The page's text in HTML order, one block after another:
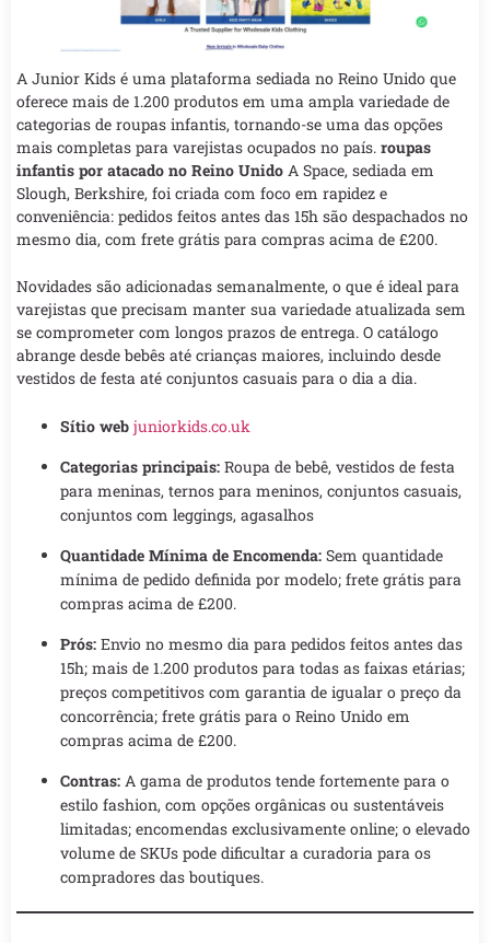
A Junior Kids é uma plataforma sediada no Reino Unido que
oferece mais de 1.200 produtos em uma ampla variedade de
categorias de roupas infantis, tornando-se uma das opções
mais completas para varejistas ocupados no país. roupas
infantis por atacado no Reino Unido A Space, sediada em
Slough, Berkshire, foi criada com foco em rapidez e
conveniência: pedidos feitos antes das 15h são despachados no
mesmo dia, com frete grátis para compras acima de £200.
Novidades são adicionadas semanalmente, o que é ideal para
varejistas que precisam manter sua variedade atualizada sem
se comprometer com longos prazos de entrega. O catálogo
abrange desde bebês até crianças maiores, incluindo desde
vestidos de festa até conjuntos casuais para o dia a dia.
Sítio web juniorkids.co.uk
Categorias principais: Roupa de bebê, vestidos de festa
para meninas, ternos para meninos, conjuntos casuais,
conjuntos com leggings, agasalhos
Quantidade Mínima de Encomenda: Sem quantidade
mínima de pedido definida por modelo; frete grátis para
compras acima de £200.
Prós: Envio no mesmo dia para pedidos feitos antes das
15h; mais de 1.200 produtos para todas as faixas etárias;
preços competitivos com garantia de igualar o preço da
concorrência; frete grátis para o Reino Unido em
compras acima de £200.
Contras: A gama de produtos tende fortemente para o
estilo fashion, com opções orgânicas ou sustentáveis
limitadas; encomendas exclusivamente online; o elevado
volume de SKUs pode dificultar a curadoria para os
compradores das boutiques.